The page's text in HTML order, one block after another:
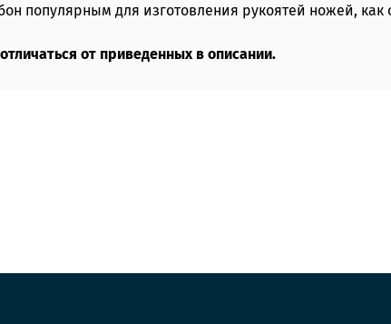
популярным для изготовления рукоятей ножей,
от приведенных в описании.